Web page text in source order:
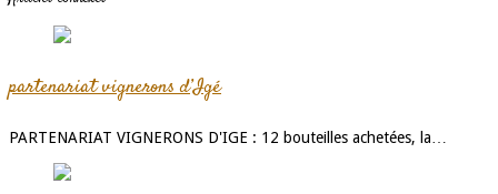
partenariat vignerons d’Igé
PARTENARIAT VIGNERONS D'IGE : 12 bouteilles achetées, la…